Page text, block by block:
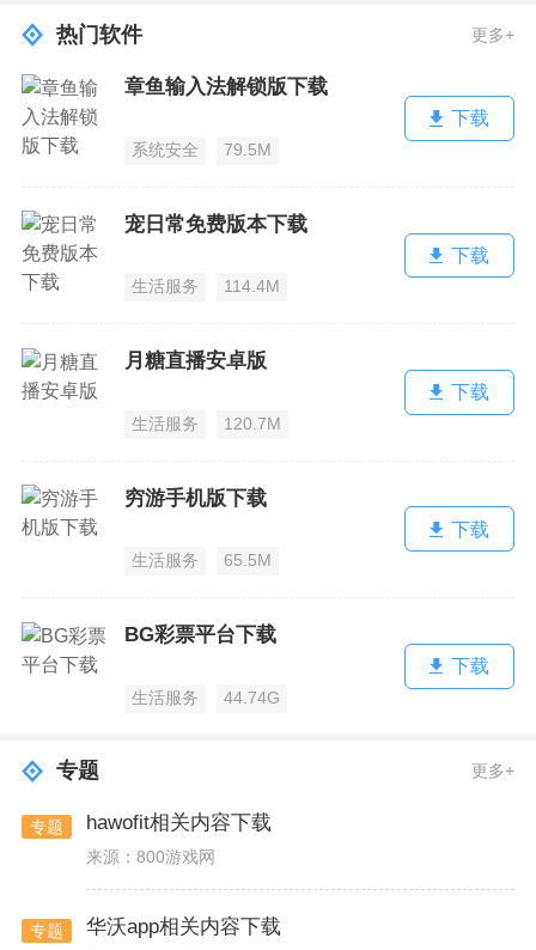
热门软件 更多+
章鱼输入法解锁版下载
系统安全 79.5M
下载
宠日常免费版本下载
生活服务 114.4M
下载
月糖直播安卓版
生活服务 120.7M
下载
穷游手机版下载
生活服务 65.5M
下载
BG彩票平台下载
生活服务 44.74G
下载
专题 更多+
专题 hawofit相关内容下载
来源：800游戏网
专题 华沃app相关内容下载